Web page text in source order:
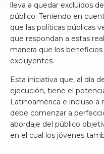
lleva a quedar excluidos
público. Teniendo en
que las políticas públicas
que respondan a estas
manera que los
excluyentes.
Esta iniciativa que, al día
ejecución, tiene el
Latinoamérica e incluso a
debe comenzar a
abordaje del público
en el cual los jóvenes